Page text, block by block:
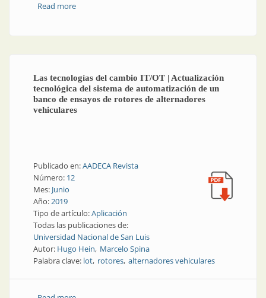
Read moreabout Actualización tecnológica y programación
Las tecnologías del cambio IT/OT | Actualización
tecnológica del sistema de automatización de un
banco de ensayos de rotores de alternadores
vehiculares
Publicado en:AADECA Revista
Número: 12
Mes: Junio
Año:2019
Tipo de artículo:Aplicación
Todas las publicaciones de:
Universidad Nacional de San Luis
Autor: Hugo Hein Marcelo Spina
Palabra clave: lot rotores alternadores vehiculares